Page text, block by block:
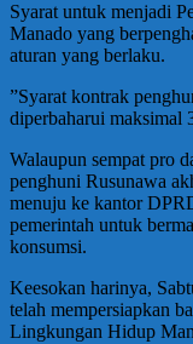
Syarat untuk menjadi
Manado yang
aturan yang berlaku.
”Syarat kontrak
diperbaharui maksimal
Walaupun sempat pro
penghuni Rusunawa
menuju ke kantor
pemerintah untuk
konsumsi.
Keesokan harinya,
telah mempersiapkan
Lingkungan Hidup